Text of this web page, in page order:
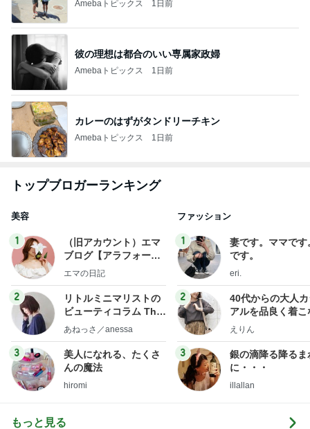
Amebaトピックス 1日前
彼の理想は都合のいい専属家政婦
Amebaトピックス 1日前
カレーのはずがタンドリーチキン
Amebaトピックス 1日前
トップブロガーランキング
美容
1
（旧アカウント）エマ
ブログ【アラフォー会
社売却セカンドライ
エマの日記
2
リトルミニマリストの
ビューティコラム The
little minimalist's bea
あねっさ／anessa
3
美人になれる、たくさ
んの魔法
hiromi
ファッション
1
妻です。ママです
です。
eri.
2
40代からの大人
アルを品良く着こ
ファッションブロ
えりん
3
銀の滴降る降るま
に・・・
illallan
もっと見る